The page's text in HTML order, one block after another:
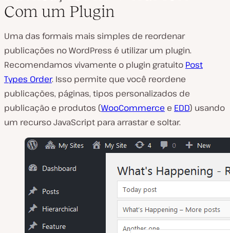
Com um Plugin
Uma das formais mais simples de reordenar
publicações no WordPress é utilizar um plugin.
Recomendamos vivamente o plugin gratuito Post
Types Order. Isso permite que você reordene
publicações, páginas, tipos personalizados de
publicação e produtos (WooCommerce e EDD) usando
um recurso JavaScript para arrastar e soltar.